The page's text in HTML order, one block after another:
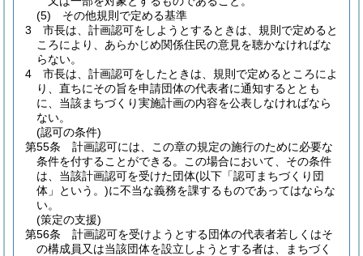
(5)
その他規則で定める基準
3
市長は、計画認可をしようとするときは、規則で定めると
ころにより、あらかじめ関係住民の意見を聴かなければな
らない。
4
市長は、計画認可をしたときは、規則で定めるところによ
り、直ちにその旨を申請団体の代表者に通知するととも
に、当該まちづくり実施計画の内容を公表しなければなら
ない。
(認可の条件)
第55条
計画認可には、この章の規定の施行のために必要な
条件を付することができる。
この場合において、その条件
は、当該計画認可を受けた団体(以下「認可まちづくり団
体」という。)に不当な義務を課するものであってはならな
い。
(策定の支援)
第56条
計画認可を受けようとする団体の代表者若しくはそ
の構成員又は当該団体を設立しようとする者は、まちづく